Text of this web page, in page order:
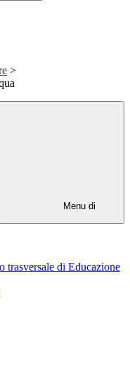
>
Menu di
trasversale di Educazione